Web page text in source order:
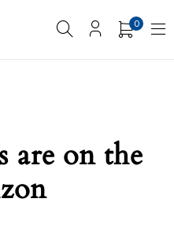
0
are on the